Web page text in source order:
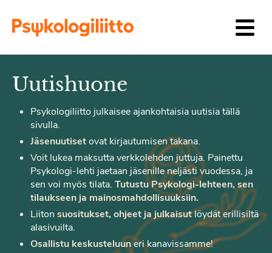
Uutishuone
Psykologiliitto julkaisee ajankohtaisia uutisia tällä
sivulla.
Jäsenuutisetovat kirjautumisen takana.
Voit lukea maksutta verkkolehden juttuja. Painettu
Psykologi-lehti jaetaan jäsenille neljästi vuodessa, ja
sen voi myös tilata. Tutustu Psykologi-lehteen, sen
tilaukseen ja mainosmahdollisuuksiin.
Liiton suositukset, ohjeet ja julkaisutlöydät erillisiltä
alasivuilta.
Osallistu keskusteluuneri kanavissamme!